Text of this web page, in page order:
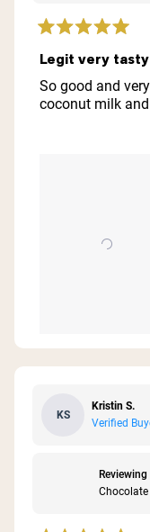
Rated
5
out
of
5
stars
Legit very tasty
So good and
coconut milk
KS
Kristin S.
Verified
Reviewing